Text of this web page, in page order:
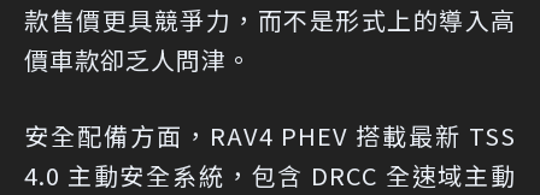
款售價更具競爭力，而不是形式上的導入高
價車款卻乏人問津。
安全配備方面，RAV4 PHEV 搭載最新 TSS
4.0 主動安全系統，包含 DRCC 全速域主動